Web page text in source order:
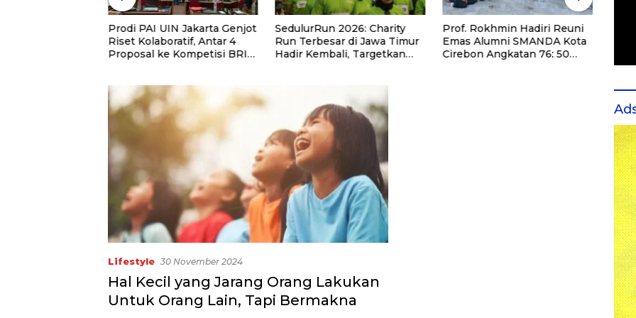
Prodi PAI UIN Jakarta Genjot
Riset Kolaboratif, Antar 4
Proposal ke Kompetisi BRIN
SedulurRun 2026: Charity
Run Terbesar di Jawa Timur
Hadir Kembali, Targetkan
Prof. Rokhmin Hadiri Reuni
Emas Alumni SMANDA Kota
Cirebon Angkatan 76: 50
Lifestyle 30 November 2024
Hal Kecil yang Jarang Orang Lakukan
Untuk Orang Lain, Tapi Bermakna